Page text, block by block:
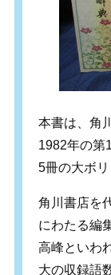
本書は、角
1982年の第
5冊の大ボリ
角川書店を
にわたる編
高峰といわ
大の収録語